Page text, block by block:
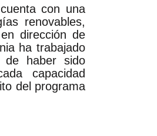
con una
renovables,
dirección de
ha trabajado
de haber sido
capacidad
del programa